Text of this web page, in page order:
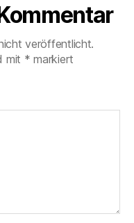
veröffentlicht.
mit * markiert